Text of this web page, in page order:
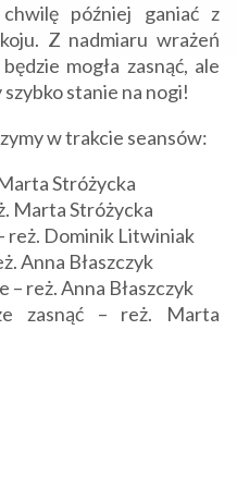
później ganiać z
Z nadmiaru wrażeń
mogła zasnąć, ale
stanie na nogi!
w trakcie seansów:
Stróżycka
Marta Stróżycka
reż. Dominik Litwiniak
Anna Błaszczyk
reż. Anna Błaszczyk
zasnąć – reż. Marta